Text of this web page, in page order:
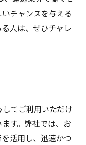
チャンスを与える
人は、ぜひチャレ
てご利用いただけ
す。弊社では、お
活用し、迅速かつ